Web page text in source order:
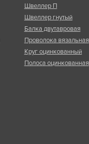
Швеллер П
Швеллер гнутый
Балка двутавровая
Проволока вязальная
Круг оцинкованный
Полоса оцинкованная